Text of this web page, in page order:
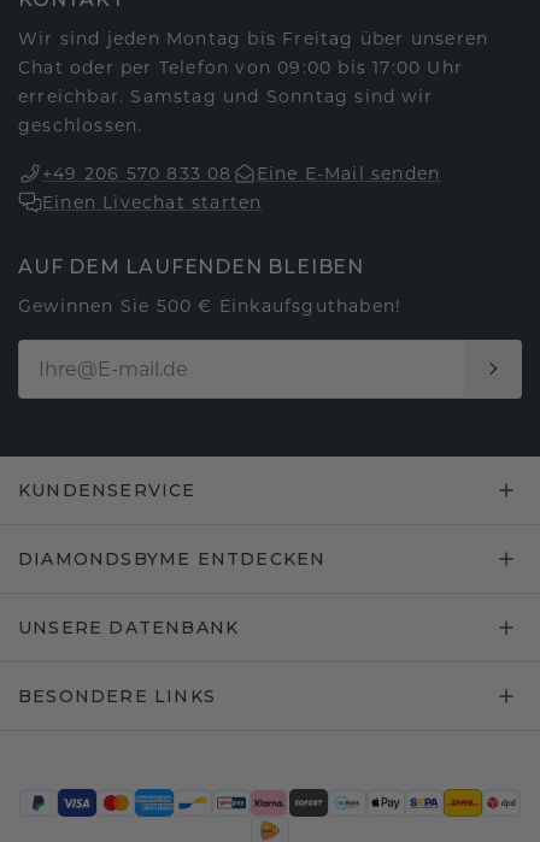
Wir sind jeden Montag bis Freitag über unseren
Chat oder per Telefon von 09:00 bis 17:00 Uhr
erreichbar. Samstag und Sonntag sind wir
geschlossen.
+49 206 570 833 08
Eine E-Mail senden
Einen Livechat starten
AUF DEM LAUFENDEN BLEIBEN
Gewinnen Sie 500 € Einkaufsguthaben!
KUNDENSERVICE
DIAMONDSBYME ENTDECKEN
UNSERE DATENBANK
BESONDERE LINKS